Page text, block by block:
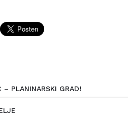
– PLANINARSKI GRAD!